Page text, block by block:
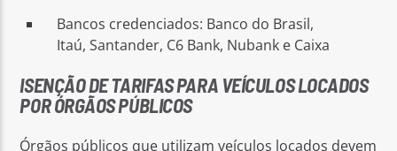
Bancos credenciados: Banco do Brasil,
Itaú, Santander, C6 Bank, Nubank e Caixa
ISENÇÃO DE TARIFAS PARA VEÍCULOS LOCADOS
POR ÓRGÃOS PÚBLICOS
Órgãos públicos que utilizam veículos locados devem